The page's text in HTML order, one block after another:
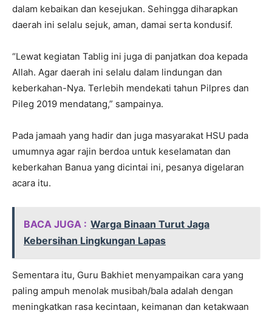
dalam kebaikan dan kesejukan. Sehingga diharapkan
daerah ini selalu sejuk, aman, damai serta kondusif.
“Lewat kegiatan Tablig ini juga di panjatkan doa kepada
Allah. Agar daerah ini selalu dalam lindungan dan
keberkahan-Nya. Terlebih mendekati tahun Pilpres dan
Pileg 2019 mendatang,” sampainya.
Pada jamaah yang hadir dan juga masyarakat HSU pada
umumnya agar rajin berdoa untuk keselamatan dan
keberkahan Banua yang dicintai ini, pesanya digelaran
acara itu.
BACA JUGA : Warga Binaan Turut Jaga
Kebersihan Lingkungan Lapas
Sementara itu, Guru Bakhiet menyampaikan cara yang
paling ampuh menolak musibah/bala adalah dengan
meningkatkan rasa kecintaan, keimanan dan ketakwaan